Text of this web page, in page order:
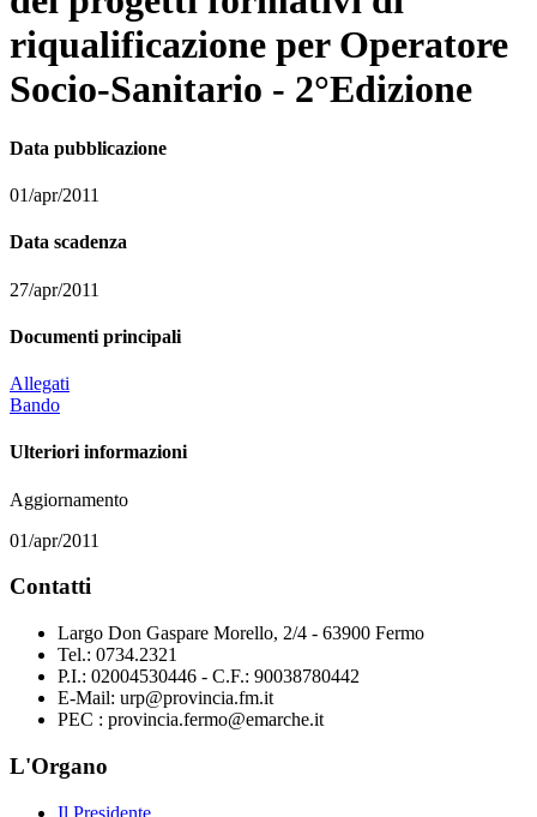
riqualificazione per Operatore
Socio-Sanitario - 2°Edizione
Data pubblicazione
01/apr/2011
Data scadenza
27/apr/2011
Documenti principali
Allegati
Bando
Ulteriori informazioni
Aggiornamento
01/apr/2011
Contatti
Largo Don Gaspare Morello, 2/4 - 63900 Fermo
Tel.: 0734.2321
P.I.: 02004530446 - C.F.: 90038780442
E-Mail: urp@provincia.fm.it
PEC : provincia.fermo@emarche.it
L'Organo
Il Presidente